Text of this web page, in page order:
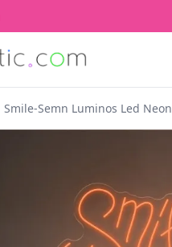
Smile-Semn Luminos Led Neon